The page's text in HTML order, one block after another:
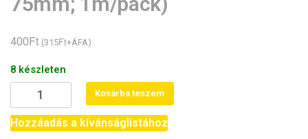
400Ft (315Ft+ÁFA)
8 készleten
Kábelkötegelő
spirál
(14...75mm;
Kosárba teszem
Hozzáadás a kívánságlistához